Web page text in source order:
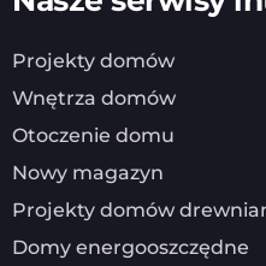
Projekty domów
Wnętrza domów
Otoczenie domu
Nowy magazyn
Projekty domów
Domy energooszczędne